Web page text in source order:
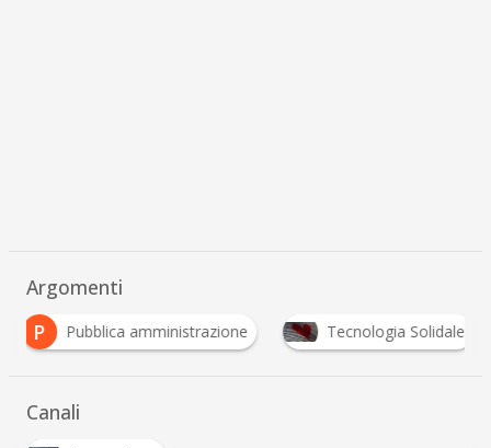
Argomenti
Pubblica amministrazione Tecnologia Solidale
Canali